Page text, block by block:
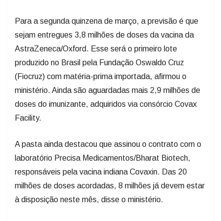
Para a segunda quinzena de março, a previsão é que
sejam entregues 3,8 milhões de doses da vacina da
AstraZeneca/Oxford. Esse será o primeiro lote
produzido no Brasil pela Fundação Oswaldo Cruz
(Fiocruz) com matéria-prima importada, afirmou o
ministério. Ainda são aguardadas mais 2,9 milhões de
doses do imunizante, adquiridos via consórcio Covax
Facility.
A pasta ainda destacou que assinou o contrato com o
laboratório Precisa Medicamentos/Bharat Biotech,
responsáveis pela vacina indiana Covaxin. Das 20
milhões de doses acordadas, 8 milhões já devem estar
à disposição neste mês, disse o ministério.